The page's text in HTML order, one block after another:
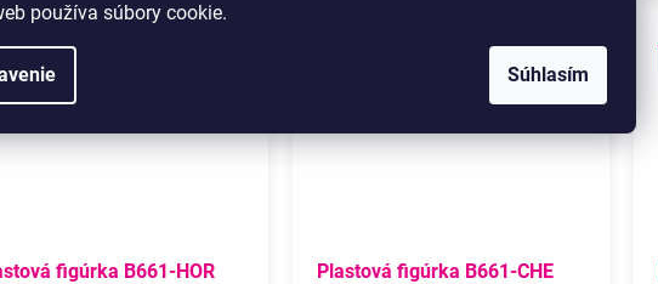
používa súbory cookie.
Súhlasím
figúrka B661-HOR
Plastová figúrka B661-CHE